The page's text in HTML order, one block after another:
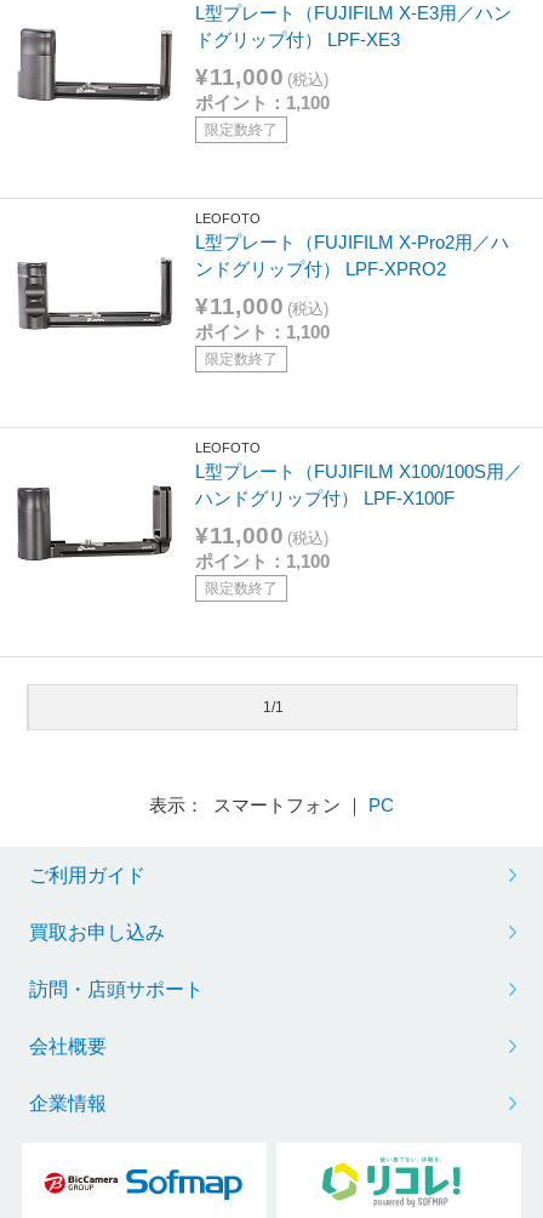
L型プレート（FUJIFILM X-E3用／ハン
ドグリップ付） LPF-XE3
¥11,000 (税込)
ポイント：1,100
限定数終了
LEOFOTO
L型プレート（FUJIFILM X-Pro2用／ハ
ンドグリップ付） LPF-XPRO2
¥11,000 (税込)
ポイント：1,100
限定数終了
LEOFOTO
L型プレート（FUJIFILM X100/100S用／
ハンドグリップ付） LPF-X100F
¥11,000 (税込)
ポイント：1,100
限定数終了
1/1
表示： スマートフォン ｜ PC
ご利用ガイド
買取お申し込み
訪問・店頭サポート
会社概要
企業情報